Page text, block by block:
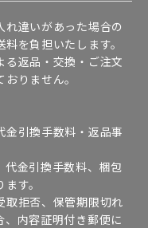
違いがあった場合の
を負担いたします。
返品・交換・ご注文
りません。
金引換手数料・返品事
代金引換手数料、梱包
す。
取拒否、保管期限切れ
内容証明付き郵便に